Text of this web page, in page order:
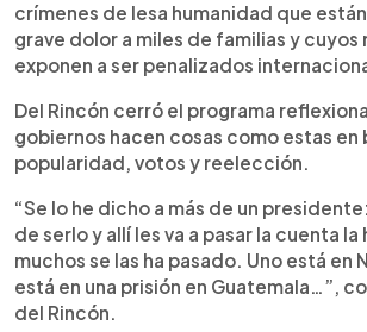
crímenes de lesa humanidad que
grave dolor a miles de familias y cuyos
exponen a ser penalizados
Del Rincón cerró el programa
gobiernos hacen cosas como estas en
popularidad, votos y reelección.
“Se lo he dicho a más de un
de serlo y allí les va a pasar la cuenta la
muchos se las ha pasado. Uno está en
está en una prisión en Guatemala…”,
del Rincón.